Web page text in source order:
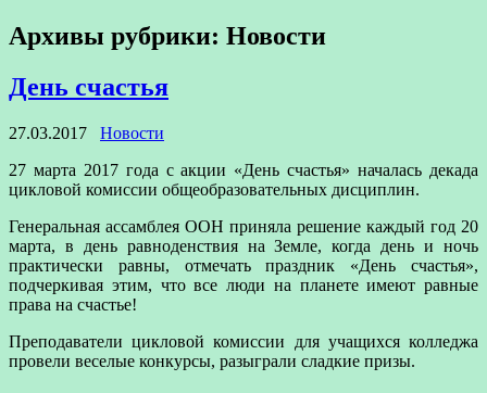
Архивы рубрики: Новости
День счастья
27.03.2017
Новости
27 марта 2017 года с акции «День счастья» началась декада
цикловой комиссии общеобразовательных дисциплин.
Генеральная ассамблея ООН приняла решение каждый год 20
марта, в день равноденствия на Земле, когда день и ночь
практически равны, отмечать праздник «День счастья»,
подчеркивая этим, что все люди на планете имеют равные
права на счастье!
Преподаватели цикловой комиссии для учащихся колледжа
провели веселые конкурсы, разыграли сладкие призы.